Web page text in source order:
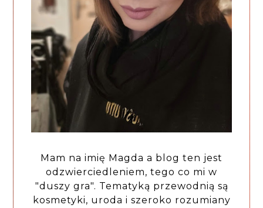
Mam na imię Magda a blog ten jest
odzwierciedleniem, tego co mi w
"duszy gra". Tematyką przewodnią są
kosmetyki, uroda i szeroko rozumiany